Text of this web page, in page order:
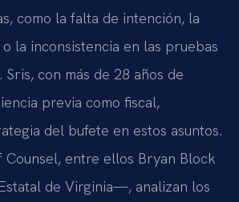
como la falta de intención, la
la inconsistencia en las pruebas
Sris, con más de 28 años de
previa como fiscal,
del bufete en estos asuntos.
Counsel, entre ellos Bryan Block
de Virginia—, analizan los